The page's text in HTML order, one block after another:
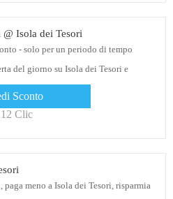
Isola dei Tesori
- solo per un periodo di tempo
del giorno su Isola dei Tesori e
Sconto
12 Clic
meno a Isola dei Tesori, risparmia